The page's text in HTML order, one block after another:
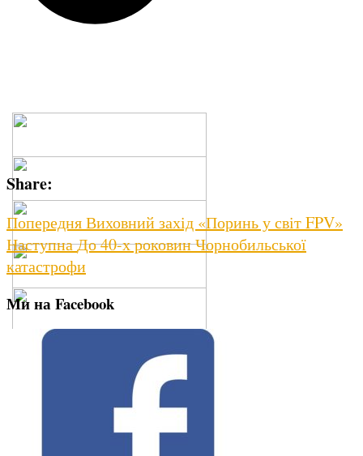
Share:
Навігація
записів
ПопередняPrevious
post:
Виховний захід «Поринь у світ FPV»
НаступнаNext
post:
До 40-х роковин Чорнобильської
катастрофи
Ми на Facebook